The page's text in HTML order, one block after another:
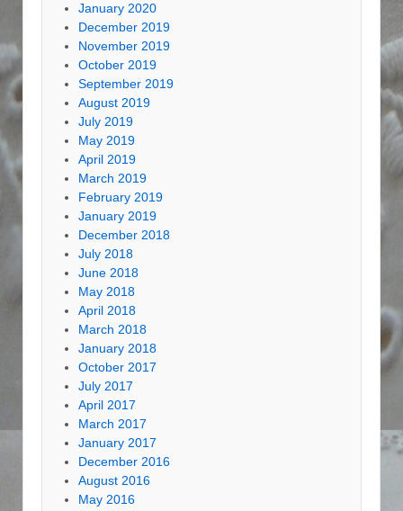
January 2020
December 2019
November 2019
October 2019
September 2019
August 2019
July 2019
May 2019
April 2019
March 2019
February 2019
January 2019
December 2018
July 2018
June 2018
May 2018
April 2018
March 2018
January 2018
October 2017
July 2017
April 2017
March 2017
January 2017
December 2016
August 2016
May 2016